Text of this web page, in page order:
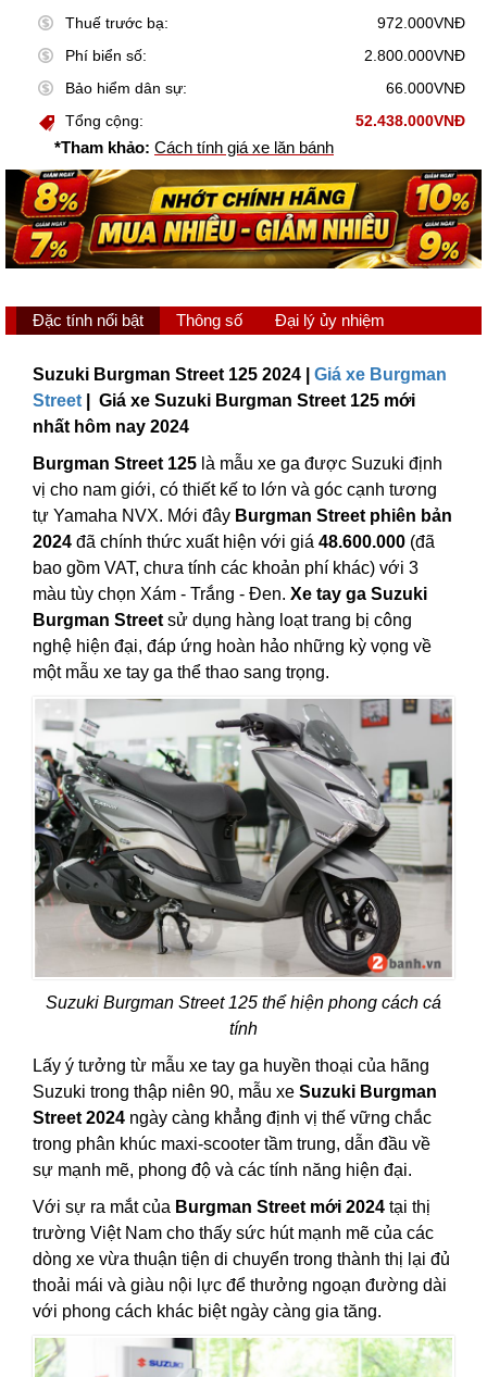
Thuế trước bạ:
972.000VNĐ
Phí biển số:
2.800.000VNĐ
Bảo hiểm dân sự:
66.000VNĐ
Tổng cộng:
52.438.000VNĐ
*Tham khảo: Cách tính giá xe lăn bánh
Đặc tính nổi bật Thông số Đại lý ủy nhiệm
Suzuki Burgman Street 125 2024 | Giá xe Burgman
Street | Giá xe Suzuki Burgman Street 125 mới
nhất hôm nay 2024
Burgman Street 125 là mẫu xe ga được Suzuki định
vị cho nam giới, có thiết kế to lớn và góc cạnh tương
tự Yamaha NVX. Mới đây Burgman Street phiên bản
2024 đã chính thức xuất hiện với giá 48.600.000 (đã
bao gồm VAT, chưa tính các khoản phí khác) với 3
màu tùy chọn Xám - Trắng - Đen. Xe tay ga Suzuki
Burgman Streetsử dụng hàng loạt trang bị công
nghệ hiện đại, đáp ứng hoàn hảo những kỳ vọng về
một mẫu xe tay ga thể thao sang trọng.
Suzuki Burgman Street 125 thể hiện phong cách cá
tính
Lấy ý tưởng từ mẫu xe tay ga huyền thoại của hãng
Suzuki trong thập niên 90, mẫu xe Suzuki Burgman
Street 2024 ngày càng khẳng định vị thế vững chắc
trong phân khúc maxi-scooter tầm trung, dẫn đầu về
sự mạnh mẽ, phong độ và các tính năng hiện đại.
Với sự ra mắt của Burgman Street mới 2024 tại thị
trường Việt Nam cho thấy sức hút mạnh mẽ của các
dòng xe vừa thuận tiện di chuyển trong thành thị lại đủ
thoải mái và giàu nội lực để thưởng ngoạn đường dài
với phong cách khác biệt ngày càng gia tăng.